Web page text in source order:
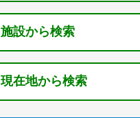
施設から検索
現在地から検索